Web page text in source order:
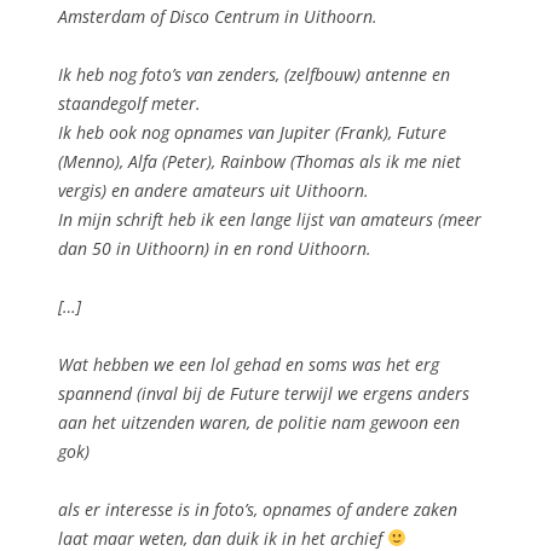
Amsterdam of Disco Centrum in Uithoorn.
Ik heb nog foto’s van zenders, (zelfbouw) antenne en
staandegolf meter.
Ik heb ook nog opnames van Jupiter (Frank), Future
(Menno), Alfa (Peter), Rainbow (Thomas als ik me niet
vergis) en andere amateurs uit Uithoorn.
In mijn schrift heb ik een lange lijst van amateurs (meer
dan 50 in Uithoorn) in en rond Uithoorn.
[…]
Wat hebben we een lol gehad en soms was het erg
spannend (inval bij de Future terwijl we ergens anders
aan het uitzenden waren, de politie nam gewoon een
gok)
als er interesse is in foto’s, opnames of andere zaken
laat maar weten, dan duik ik in het archief